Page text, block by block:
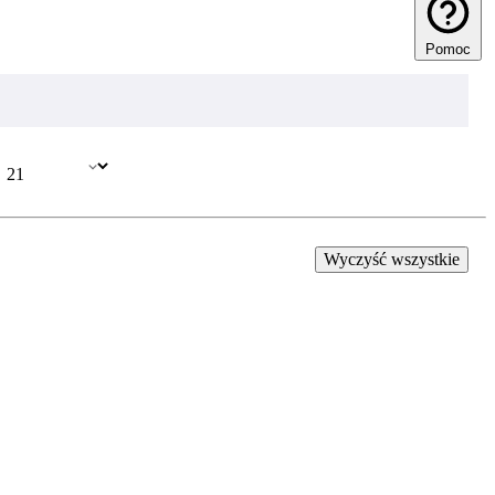
Pomoc
Wyczyść wszystkie